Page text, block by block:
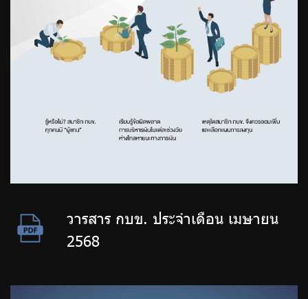
วารสาร กบข. ประจำเดือน เมษายน
2568